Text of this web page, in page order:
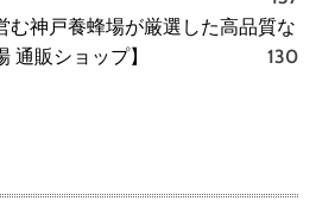
む神戸養蜂場が厳選した高品質な
通販ショップ】
130